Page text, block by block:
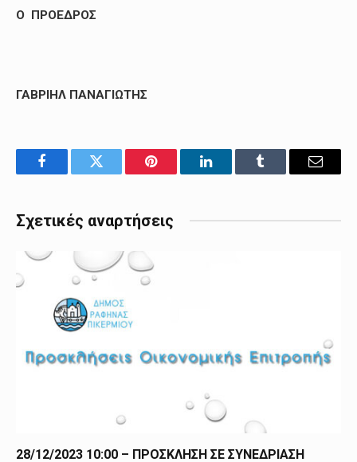
O ΠΡΟΕΔΡΟΣ
ΓΑΒΡΙΗΛ ΠΑΝΑΓΙΩΤΗΣ
FacebookTwitter Pinterest LinkedInTumblr Email
Σχετικές αναρτήσεις
28/12/2023 10:00 – ΠΡΟΣΚΛΗΣΗ ΣΕ ΣΥΝΕΔΡΙΑΣΗ